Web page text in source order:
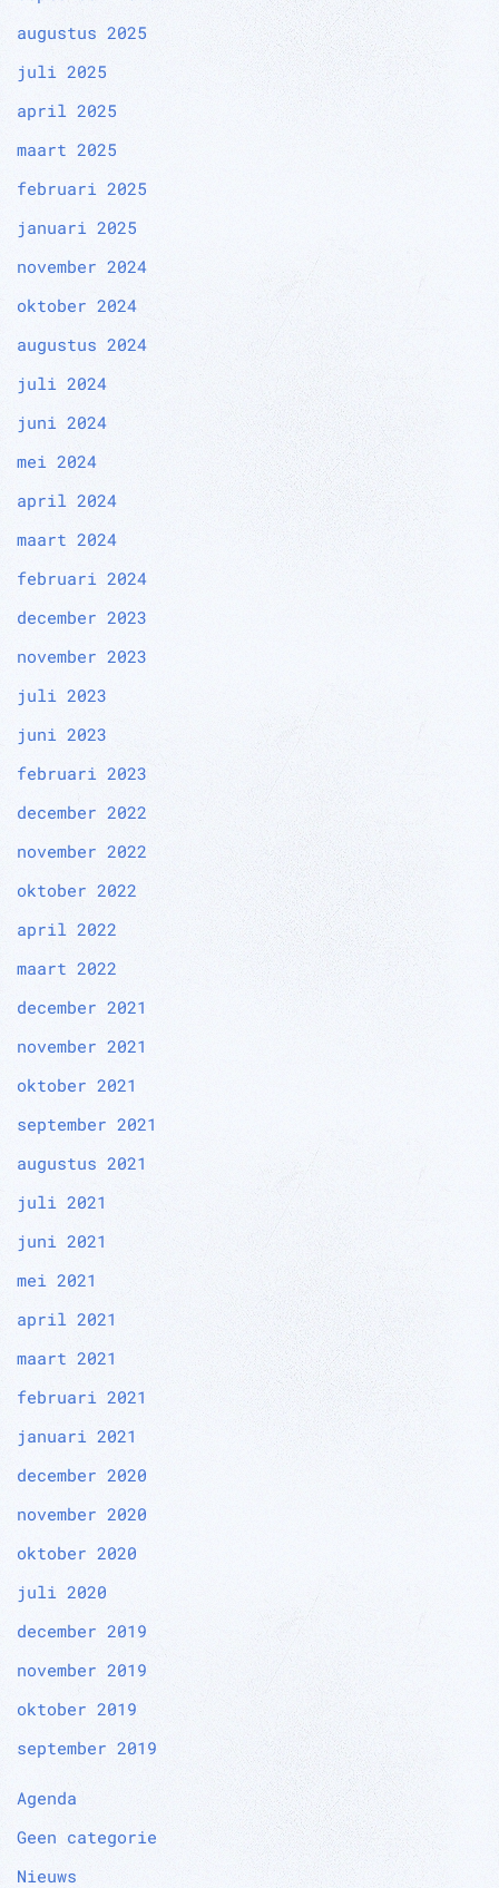
augustus 2025
juli 2025
april 2025
maart 2025
februari 2025
januari 2025
november 2024
oktober 2024
augustus 2024
juli 2024
juni 2024
mei 2024
april 2024
maart 2024
februari 2024
december 2023
november 2023
juli 2023
juni 2023
februari 2023
december 2022
november 2022
oktober 2022
april 2022
maart 2022
december 2021
november 2021
oktober 2021
september 2021
augustus 2021
juli 2021
juni 2021
mei 2021
april 2021
maart 2021
februari 2021
januari 2021
december 2020
november 2020
oktober 2020
juli 2020
december 2019
november 2019
oktober 2019
september 2019
Agenda
Geen categorie
Nieuws